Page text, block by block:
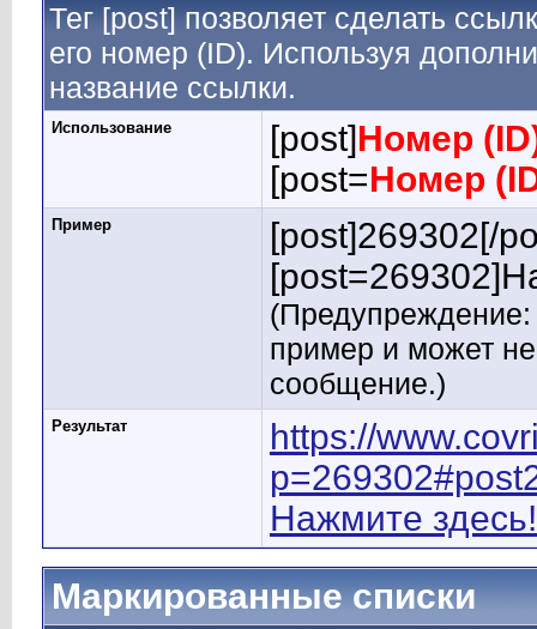
Тег [post] позволяет сделать
его номер (ID). Используя
название ссылки.
Использование [post]Номер
[post=Номер
Пример
[post]269302[/
пример и может
сообщение.)
Результат
https://
Нажмите здесь!
Маркированные списки